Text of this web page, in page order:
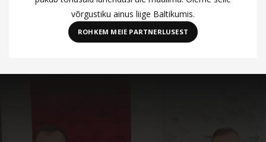
võrgustiku ainus liige Baltikumis.
ROHKEM MEIE PARTNERLUSEST